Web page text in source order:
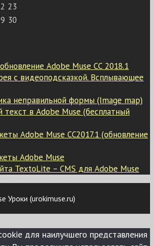
23
30
Adobe Muse СС 2018.1
с видеоподсказкой. Всплывающее
неправильной формы (Image map)
текст в Adobe Muse (бесплатный
Adobe Muse CC2017.1 (обновление
Adobe Muse
TextoLite – CMS для Adobe Muse
Уроки (urokimuse.ru)
для наилучшего представления